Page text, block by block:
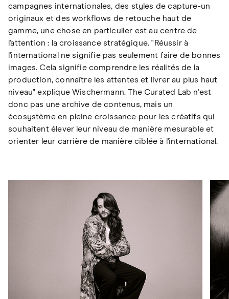
campagnes internationales, des styles de capture-un
originaux et des workflows de retouche haut de
gamme, une chose en particulier est au centre de
l'attention : la croissance stratégique. "Réussir à
l'international ne signifie pas seulement faire de bonnes
images. Cela signifie comprendre les réalités de la
production, connaître les attentes et livrer au plus haut
niveau" explique Wischermann. The Curated Lab n'est
donc pas une archive de contenus, mais un
écosystème en pleine croissance pour les créatifs qui
souhaitent élever leur niveau de manière mesurable et
orienter leur carrière de manière ciblée à l'international.